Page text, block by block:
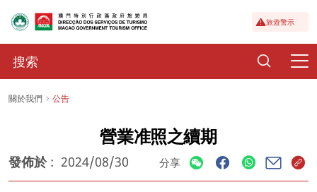
旅遊警示
關於我們 公告
營業准照之續期
發佈於 : 2024/08/30 分享